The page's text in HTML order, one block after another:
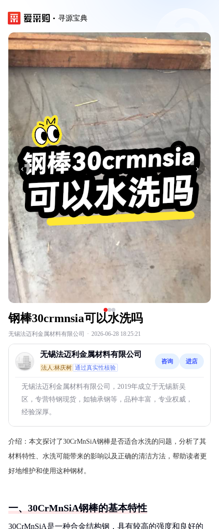
寻源宝典
‹ ›
钢棒30crmnsia可以水洗吗
无锡法迈利金属材料有限公司 · 2026-06-28 18:25:21
无锡法迈利金属材料有限公司
法人:林庆树 通过真实性核验
咨询 进店
无锡法迈利金属材料有限公司，2019年成立于无锡新吴
区，专营特钢现货，如轴承钢等，品种丰富，专业权威，
经验深厚。
介绍： 本文探讨了30CrMnSiA钢棒是否适合水洗的问题，分析了其
材料特性、水洗可能带来的影响以及正确的清洁方法，帮助读者更
好地维护和使用这种钢材。
一、30CrMnSiA钢棒的基本特性
30CrMnSiA是一种合金结构钢，具有较高的强度和良好的